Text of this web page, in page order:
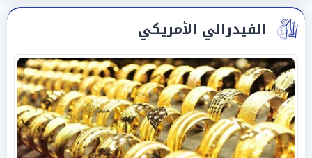
الفيدرالي الأمريكي